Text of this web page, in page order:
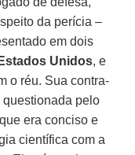
da perícia –
em dois
Estados Unidos, e
o réu. Sua contra-
questionada pelo
era conciso e
científica com a